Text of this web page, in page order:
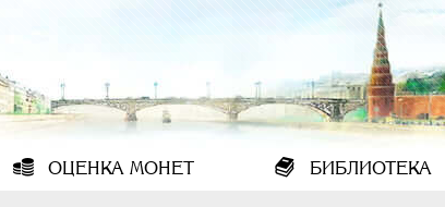
ОЦЕНКАМОНЕТ БИБЛИОТЕКА